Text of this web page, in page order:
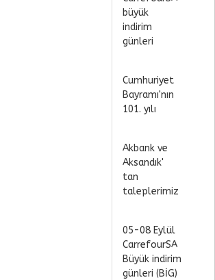
büyük
indirim
günleri
Cumhuriyet
Bayramı'nın
101. yılı
Akbank ve
Aksandık'
tan
taleplerimiz
05-08 Eylül
CarrefourSA
Büyük indirim
günleri (BİG)